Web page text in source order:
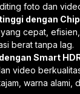
foto dan
dengan
cepat,
berat tanpa lag.
Smart
video
warna alami,